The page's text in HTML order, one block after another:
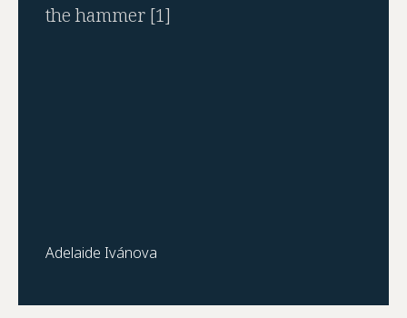
the hammer [1]
Adelaide Ivánova